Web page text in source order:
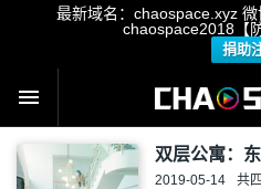
最新域名：chaospace.xyz
chaospace2018【
捐助
双层公寓：
2019-05-14 共